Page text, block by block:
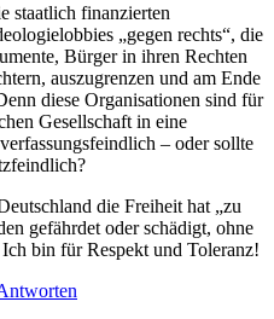
staatlich finanzierten
„gegen rechts“, die
Bürger in ihren Rechten
auszugrenzen und am Ende
diese Organisationen sind für
Gesellschaft in eine
– oder sollte
die Freiheit hat „zu
gefährdet oder schädigt, ohne
bin für Respekt und Toleranz!